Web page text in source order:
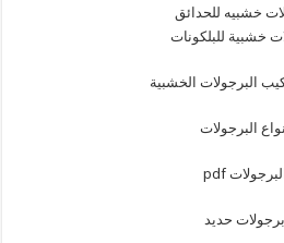
خشبيه للحدائق
خشبية للبلكونات
البرجولات الخشبية
انواع البرجولات
البرجولات pdf
برجولات حديد